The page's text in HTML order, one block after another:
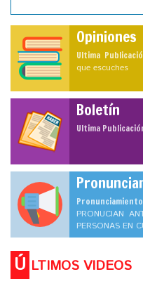
Opiniones
Ultima
que escuches
Boletín
Ultima
PRONUCIAN
PERSONAS EN
Ú LTIMOS VIDEOS